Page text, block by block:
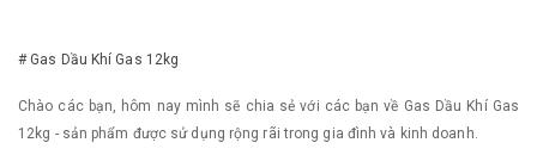
# Gas Dầu Khí Gas 12kg
Chào các bạn, hôm nay mình sẽ chia sẻ với các bạn về Gas Dầu Khí Gas
12kg - sản phẩm được sử dụng rộng rãi trong gia đình và kinh doanh.